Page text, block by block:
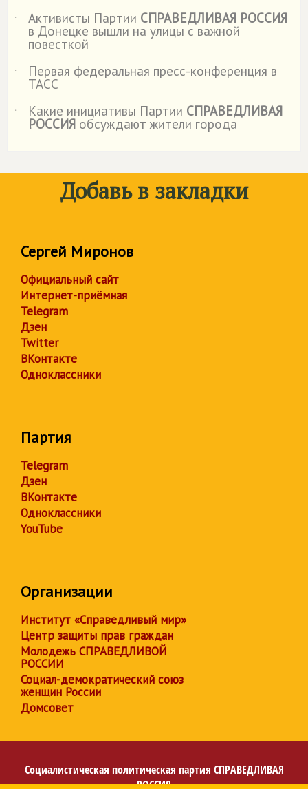
˙
Активисты Партии СПРАВЕДЛИВАЯ РОССИЯ
в Донецке вышли на улицы с важной
повесткой
˙
Первая федеральная пресс-конференция в
ТАСС
˙
Какие инициативы Партии СПРАВЕДЛИВАЯ
РОССИЯ обсуждают жители города
Добавь в закладки
Сергей Миронов
Официальный сайт
Интернет-приёмная
Telegram
Дзен
Twitter
ВКонтакте
Одноклассники
Партия
Telegram
Дзен
ВКонтакте
Одноклассники
YouTube
Организации
Институт «Справедливый мир»
Центр защиты прав граждан
Молодежь СПРАВЕДЛИВОЙ
РОССИИ
Социал-демократический союз
женщин России
Домсовет
Социалистическая политическая партия СПРАВЕДЛИВАЯ
РОССИЯ